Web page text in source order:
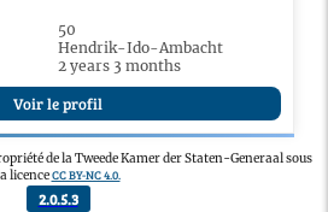
50
Hendrik-Ido-Ambacht
2 years 3 months
Voir le profil
van Nispen
de la Tweede Kamer der Staten-Generaal sous
licenceCC BY-NC 4.0.
2.0.5.3